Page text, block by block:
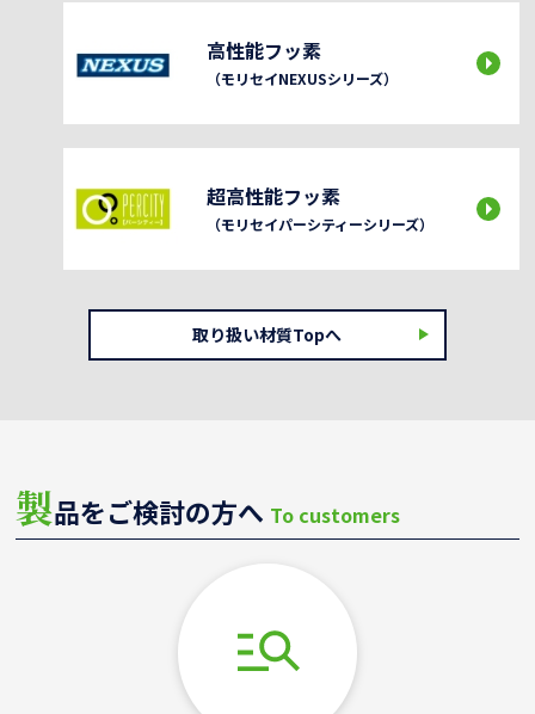
高性能フッ素
（モリセイNEXUSシリーズ）
超高性能フッ素
（モリセイパーシティーシリーズ）
取り扱い材質Topへ
製品をご検討の方へ To customers